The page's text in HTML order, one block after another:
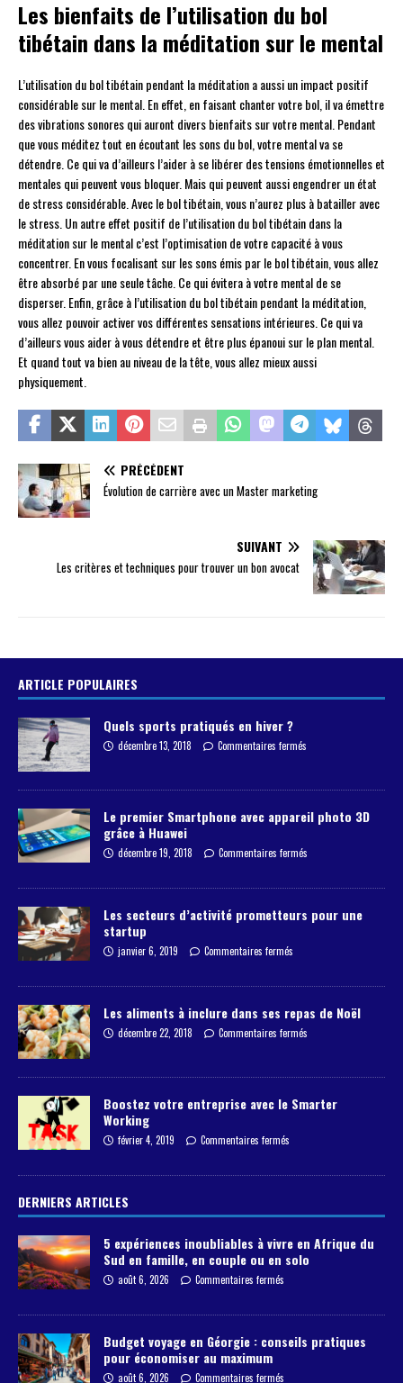
Les bienfaits de l’utilisation du bol
tibétain dans la méditation sur le mental
L’utilisation du bol tibétain pendant la méditation a aussi un impact positif
considérable sur le mental. En effet, en faisant chanter votre bol, il va émettre
des vibrations sonores qui auront divers bienfaits sur votre mental. Pendant
que vous méditez tout en écoutant les sons du bol, votre mental va se
détendre. Ce qui va d’ailleurs l’aider à se libérer des tensions émotionnelles et
mentales qui peuvent vous bloquer. Mais qui peuvent aussi engendrer un état
de stress considérable. Avec le bol tibétain, vous n’aurez plus à batailler avec
le stress. Un autre effet positif de l’utilisation du bol tibétain dans la
méditation sur le mental c’est l’optimisation de votre capacité à vous
concentrer. En vous focalisant sur les sons émis par le bol tibétain, vous allez
être absorbé par une seule tâche. Ce qui évitera à votre mental de se
disperser. Enfin, grâce à l’utilisation du bol tibétain pendant la méditation,
vous allez pouvoir activer vos différentes sensations intérieures. Ce qui va
d’ailleurs vous aider à vous détendre et être plus épanoui sur le plan mental.
Et quand tout va bien au niveau de la tête, vous allez mieux aussi
physiquement.
PRÉCÉDENT
Évolution de carrière avec un Master marketing
SUIVANT
Les critères et techniques pour trouver un bon avocat
ARTICLE POPULAIRES
Quels sports pratiqués en hiver ?
décembre 13, 2018 Commentaires fermés
Le premier Smartphone avec appareil photo 3D
grâce à Huawei
décembre 19, 2018 Commentaires fermés
Les secteurs d’activité prometteurs pour une
startup
janvier 6, 2019 Commentaires fermés
Les aliments à inclure dans ses repas de Noël
décembre 22, 2018 Commentaires fermés
Boostez votre entreprise avec le Smarter
Working
février 4, 2019 Commentaires fermés
DERNIERS ARTICLES
5 expériences inoubliables à vivre en Afrique du
Sud en famille, en couple ou en solo
août 6, 2026 Commentaires fermés
Budget voyage en Géorgie : conseils pratiques
pour économiser au maximum
août 6, 2026 Commentaires fermés